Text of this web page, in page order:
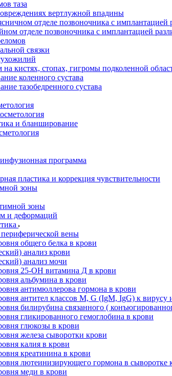
таза
вертлужной впадины
отделе позвоночника с
отделе позвоночника с имплантацией
связки
на кистях, стопах, гигромы подколенной
коленного сустава
тазобедренного сустава
и бланширование
программа
пластика и коррекция чувствительности
зоны
зоны
и деформаций
вены
общего белка в крови
анализ крови
анализ мочи
25-OH витамина Д в крови
альбумина в крови
антимюллерова гормона в крови
антител классов M, G (IgM, IgG) к
билирубина связанного (
гликированного гемоглобина в крови
глюкозы в крови
железа сыворотки крови
калия в крови
креатинина в крови
лютеинизирующего гормона в сыворотке
меди в крови